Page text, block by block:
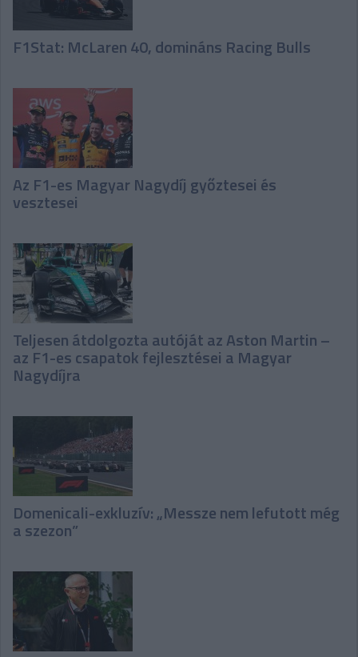
F1Stat: McLaren 40, domináns Racing Bulls
Az F1-es Magyar Nagydíj győztesei és
vesztesei
Teljesen átdolgozta autóját az Aston Martin –
az F1-es csapatok fejlesztései a Magyar
Nagydíjra
Domenicali-exkluzív: „Messze nem lefutott még
a szezon”